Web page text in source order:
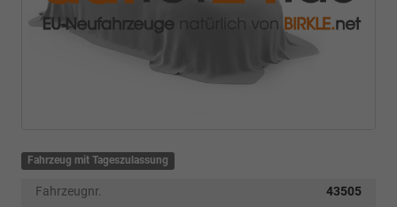
Fahrzeug mit Tageszulassung
Fahrzeugnr.
43505